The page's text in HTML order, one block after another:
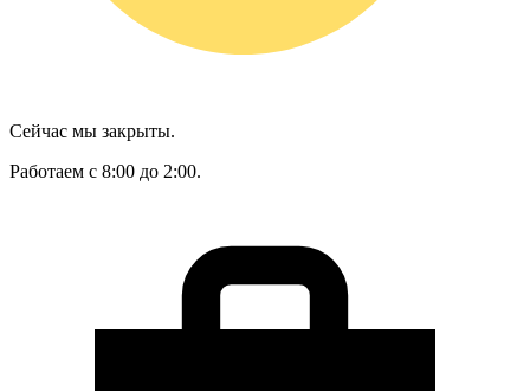
Сейчас мы закрыты.
Работаем с 8:00 до 2:00.